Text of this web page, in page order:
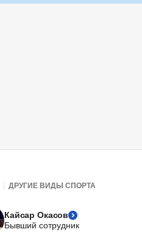
ДРУГИЕ ВИДЫ СПОРТА
Кайсар Окасов
Бывший сотрудник